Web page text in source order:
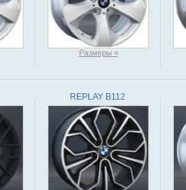
Размеры »
REPLAY B112